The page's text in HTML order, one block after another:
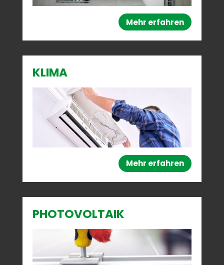
Mehr erfahren
KLIMA
Mehr erfahren
PHOTOVOLTAIK